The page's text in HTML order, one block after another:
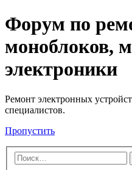
Регистрация
Форум по
моноблоков,
электроники
Ремонт электронных
специалистов.
Пропустить